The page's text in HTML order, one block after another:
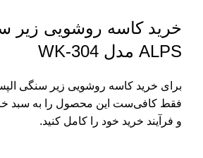
خرید کاسه روشویی زیر
ALPS مدل WK-304
فقط کافی‌ست این محصول را به سبد
و فرآیند خرید خود را کامل کنید.